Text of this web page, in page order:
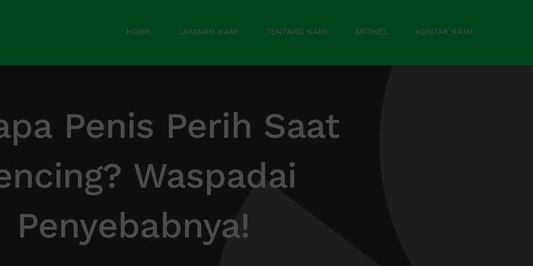
HOME LAYANAN KAMI TENTANG KAMI ARTIKEL KONTAK KAMI
Penis Perih Saat
Waspadai
Penyebabnya!